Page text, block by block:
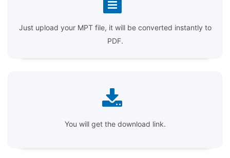
Just upload your MPT file, it will be converted instantly to
PDF.
You will get the download link.